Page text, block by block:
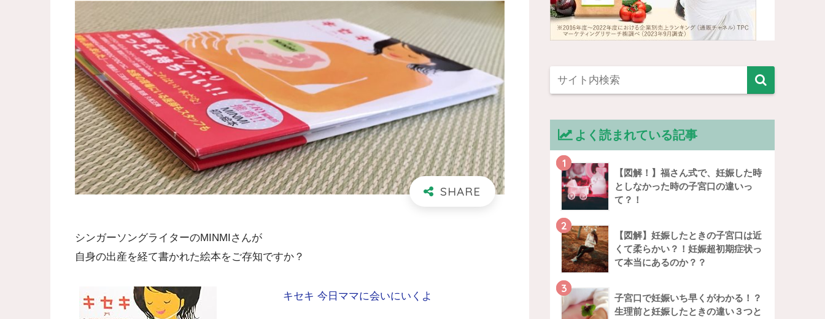
シンガーソングライターのMINMIさんが
自身の出産を経て書かれた絵本をご存知ですか？
キセキ 今日ママに会いにいくよ
よく読まれている記事
1
【図解！】福さん式で、妊娠した時
としなかった時の子宮口の違いっ
て？！
2
【図解】妊娠したときの子宮口は近
くて柔らかい？！妊娠超初期症状っ
て本当にあるのか？？
3
子宮口で妊娠いち早くがわかる！？
生理前と妊娠したときの違い３つと